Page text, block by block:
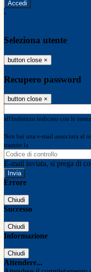
-
Seleziona utente
button close ×
Recupero password
button close ×
all'indirizzo indicato con le
Non hai una e-mail associata al
tramite la
E-mail inviata, si prega di
Errore
Chiudi
Successo
Chiudi
Informazione
Chiudi
Attendere...